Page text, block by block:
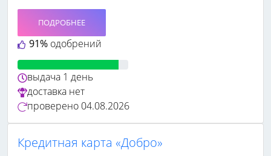
91% одобрений
ПОДРОБНЕЕ
выдача 1 день
доставка нет
проверено 04.08.2026
Кредитная карта «Добро»